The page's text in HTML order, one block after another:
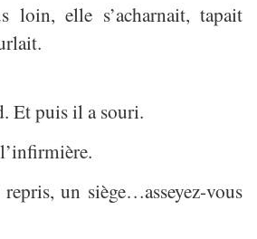
loin, elle s’acharnait, tapait
Et puis il a souri.
un siège…asseyez-vous